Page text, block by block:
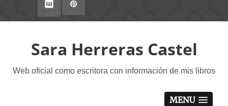
Sara Herreras Castel
Web oficial como escritora con información de mis libros
MENU